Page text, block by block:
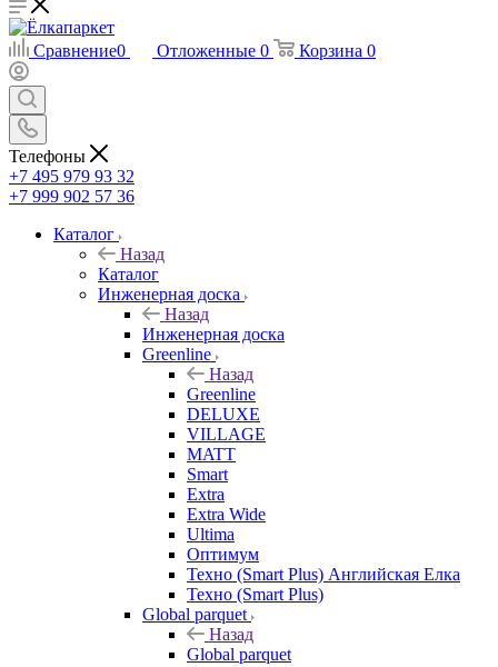
Сравнение0 Отложенные 0 Корзина 0
Телефоны
+7 495 979 93 32
+7 999 902 57 36
Каталог
Назад
Каталог
Инженерная доска
Назад
Инженерная доска
Greenline
Назад
Greenline
DELUXE
VILLAGE
MATT
Smart
Extra
Extra Wide
Ultima
Оптимум
Техно (Smart Plus) Английская Елка
Техно (Smart Plus)
Global parquet
Назад
Global parquet